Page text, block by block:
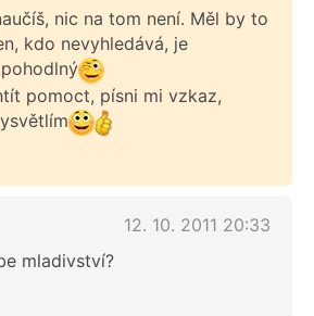
nic na tom není. Měl by to
kdo nevyhledává, je
pomoct, písni mi vzkaz,
12. 10. 2011 20:33
mladivství?